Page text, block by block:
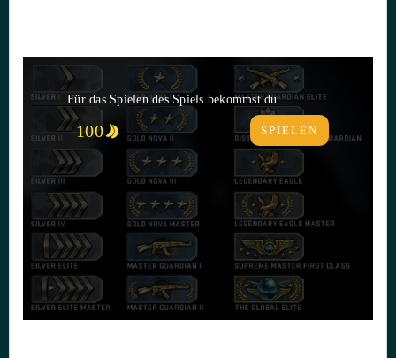
Für das Spielen des Spiels bekommst du
100 SPIELEN